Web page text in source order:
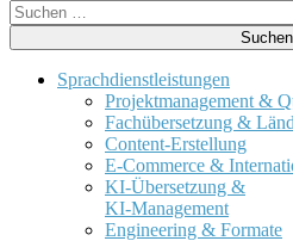
Sprachdienstleistungen
Projektmanagement &
Fachübersetzung &
Content-Erstellung
E-Commerce &
KI-Übersetzung &
KI-Management
Engineering & Formate